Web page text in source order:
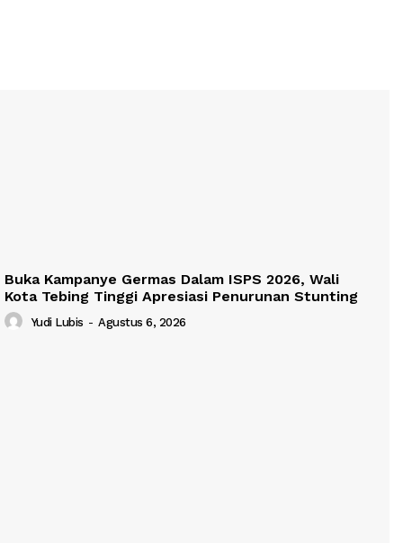
Buka Kampanye Germas Dalam ISPS 2026, Wali
Kota Tebing Tinggi Apresiasi Penurunan Stunting
Yudi Lubis - Agustus 6, 2026